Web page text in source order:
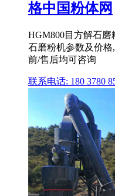
格中国粉体网
HGM800目方解石
石磨粉机参数及价
前/售后均可咨询
联系电话: 180 3780